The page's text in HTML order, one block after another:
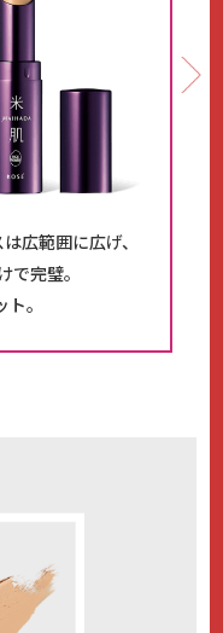
広範囲に広げ、
完璧。
。